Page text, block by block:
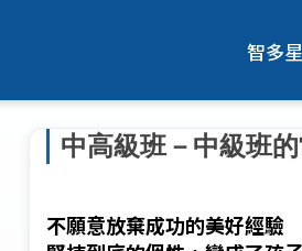
智多
中高級班－中級班
不願意放棄成功的美好經驗